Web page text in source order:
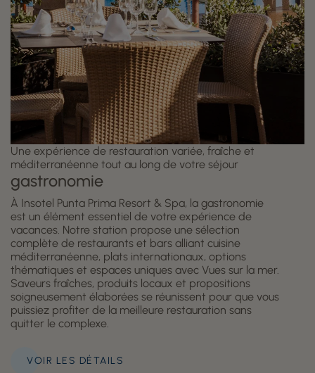
Une expérience de restauration variée, fraîche et
méditerranéenne tout au long de votre séjour
gastronomie
À Insotel Punta Prima Resort & Spa, la gastronomie
est un élément essentiel de votre expérience de
vacances. Notre station propose une sélection
complète de restaurants et bars alliant cuisine
méditerranéenne, plats internationaux, options
thématiques et espaces uniques avec Vues sur la mer.
Saveurs fraîches, produits locaux et propositions
soigneusement élaborées se réunissent pour que vous
puissiez profiter de la meilleure restauration sans
quitter le complexe.
VOIR LES DÉTAILS